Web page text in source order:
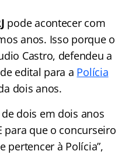
pode acontecer com
anos. Isso porque o
Castro, defendeu a
edital para a Polícia
dois anos.
dois em dois anos
para que o concurseiro
pertencer à Polícia”,